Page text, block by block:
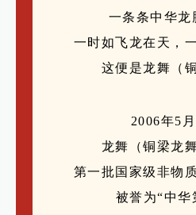
一条条中华龙
一时如飞龙在天，
这便是龙舞（
2006年5月
龙舞（铜梁龙
第一批国家级非物
被誉为“中华